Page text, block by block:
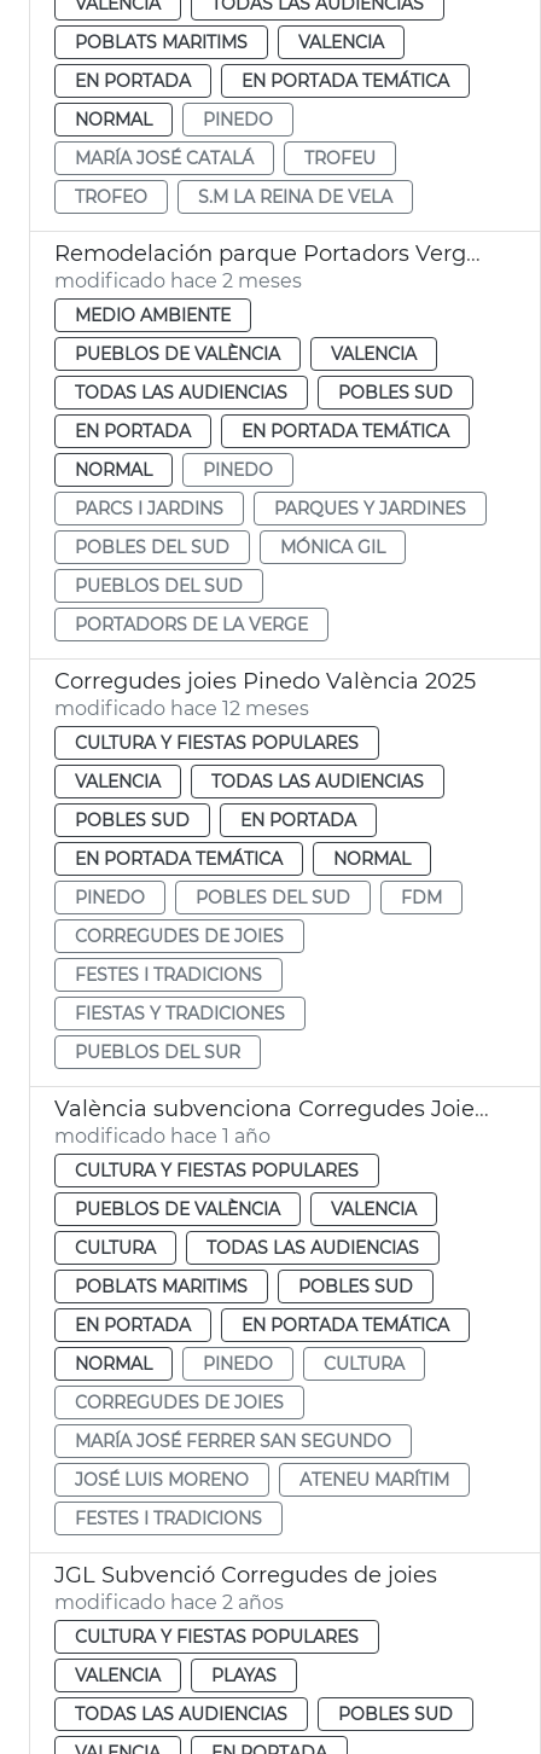
POBLATS MARITIMS
VALENCIA
EN PORTADA
EN PORTADA TEMÁTICA
NORMAL
PINEDO
MARÍA JOSÉ CATALÁ
TROFEU
TROFEO
S.M LA REINA DE VELA
Remodelación parque Portadors Verge Pinedo
modificado hace 2 meses
MEDIO AMBIENTE
PUEBLOS DE VALÈNCIA
VALENCIA
TODAS LAS AUDIENCIAS
POBLES SUD
EN PORTADA
EN PORTADA TEMÁTICA
NORMAL
PINEDO
PARCS I JARDINS
PARQUES Y JARDINES
POBLES DEL SUD
MÓNICA GIL
PUEBLOS DEL SUD
PORTADORS DE LA VERGE
Corregudes joies Pinedo València 2025
modificado hace 12 meses
CULTURA Y FIESTAS POPULARES
VALENCIA
TODAS LAS AUDIENCIAS
POBLES SUD
EN PORTADA
EN PORTADA TEMÁTICA
NORMAL
PINEDO
POBLES DEL SUD
FDM
CORREGUDES DE JOIES
FESTES I TRADICIONS
FIESTAS Y TRADICIONES
PUEBLOS DEL SUR
València subvenciona Corregudes Joies de Pinedo
modificado hace 1 año
CULTURA Y FIESTAS POPULARES
PUEBLOS DE VALÈNCIA
VALENCIA
CULTURA
TODAS LAS AUDIENCIAS
POBLATS MARITIMS
POBLES SUD
EN PORTADA
EN PORTADA TEMÁTICA
NORMAL
PINEDO
CULTURA
CORREGUDES DE JOIES
MARÍA JOSÉ FERRER SAN SEGUNDO
JOSÉ LUIS MORENO
ATENEU MARÍTIM
FESTES I TRADICIONS
JGL Subvenció Corregudes de joies
modificado hace 2 años
CULTURA Y FIESTAS POPULARES
VALENCIA
PLAYAS
TODAS LAS AUDIENCIAS
POBLES SUD